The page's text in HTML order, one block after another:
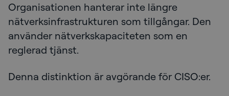
Organisationen hanterar inte längre
nätverksinfrastrukturen som tillgångar. Den
använder nätverkskapaciteten som en
reglerad tjänst.
Denna distinktion är avgörande för CISO:er.